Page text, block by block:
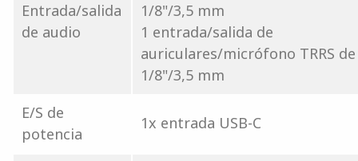
Entrada/salida
de audio
1/8"/3,5 mm
1 entrada/salida de
auriculares/micrófono TRRS de
1/8"/3,5 mm
E/S de
potencia
1x entrada USB-C